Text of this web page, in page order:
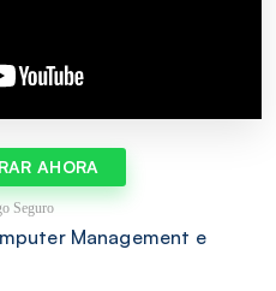
AHORA
Management e